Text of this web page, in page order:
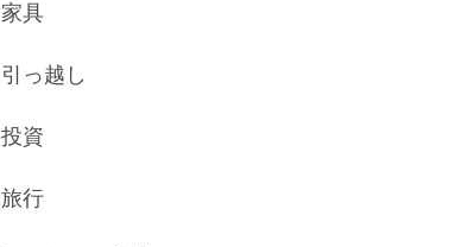
家具
引っ越し
投資
旅行